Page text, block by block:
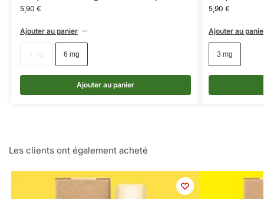
5,90 €
Ajouter au panier
6 mg
Ajouter au panier
5,90 €
Ajouter au
3 mg
Les clients ont également acheté